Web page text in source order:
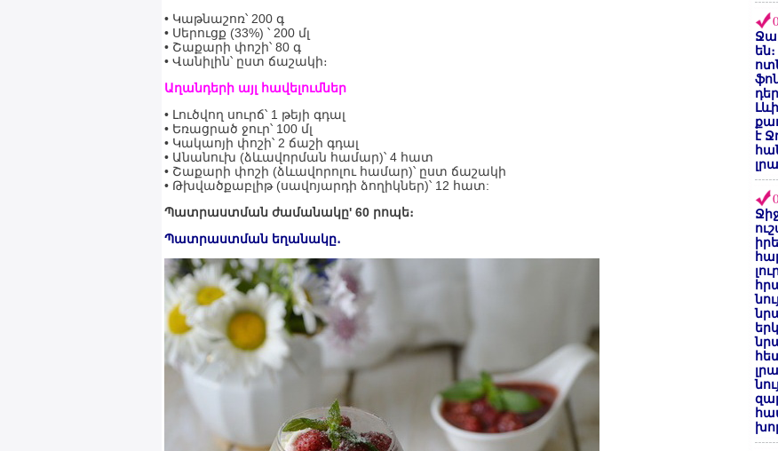
• Կաթնաշոռ՝ 200 գ
• Սերուցք (33%) ՝ 200 մլ
• Շաքարի փոշի՝ 80 գ
• Վանիլին՝ ըստ ճաշակի։
Աղանդերի այլ հավելումներ
• Լուծվող սուրճ՝ 1 թեյի գդալ
• Եռացրած ջուր՝ 100 մլ
• Կակաոյի փոշի՝ 2 ճաշի գդալ
• Անանուխ (ձևավորման համար)՝ 4 հատ
• Շաքարի փոշի (ձևավորոլու համար)՝ ըստ ճաշակի
• Թխվածքաբլիթ (սավոյարդի ձողիկներ)՝ 12 հատ:
Պատրաստման ժամանակը' 60 րոպե։
Պատրաստման եղանակը․
է